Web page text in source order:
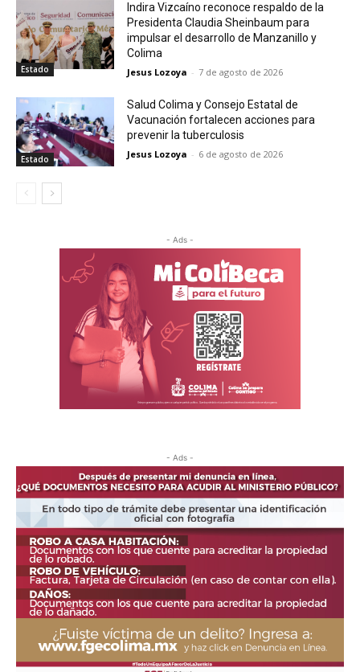
Estado
Indira Vizcaíno reconoce respaldo de la
Presidenta Claudia Sheinbaum para
impulsar el desarrollo de Manzanillo y
Colima
Jesus Lozoya - 7 de agosto de 2026
Estado
Salud Colima y Consejo Estatal de
Vacunación fortalecen acciones para
prevenir la tuberculosis
Jesus Lozoya - 6 de agosto de 2026
- Ads -
- Ads -